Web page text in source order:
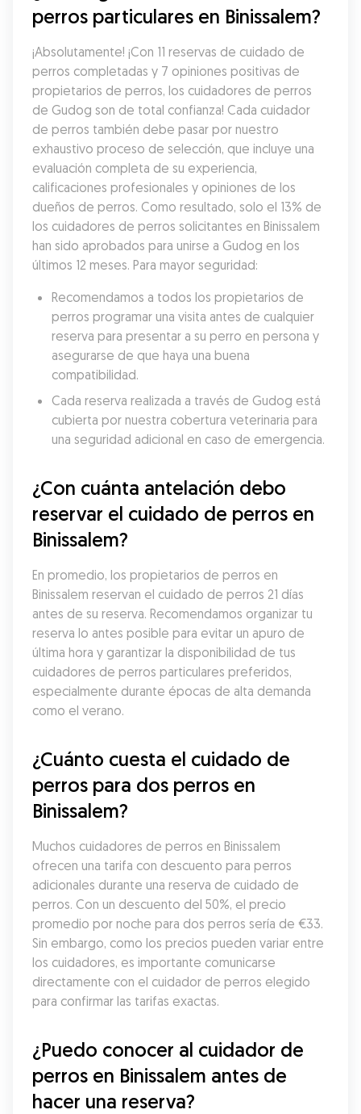
perros particulares en Binissalem?
¡Absolutamente! ¡Con 11 reservas de cuidado de
perros completadas y 7 opiniones positivas de
propietarios de perros, los cuidadores de perros
de Gudog son de total confianza! Cada cuidador
de perros también debe pasar por nuestro
exhaustivo proceso de selección, que incluye una
evaluación completa de su experiencia,
calificaciones profesionales y opiniones de los
dueños de perros. Como resultado, solo el 13% de
los cuidadores de perros solicitantes en Binissalem
han sido aprobados para unirse a Gudog en los
últimos 12 meses. Para mayor seguridad:
Recomendamos a todos los propietarios de
perros programar una visita antes de cualquier
reserva para presentar a su perro en persona y
asegurarse de que haya una buena
compatibilidad.
Cada reserva realizada a través de Gudog está
cubierta por nuestra cobertura veterinaria para
una seguridad adicional en caso de emergencia.
¿Con cuánta antelación debo
reservar el cuidado de perros en
Binissalem?
En promedio, los propietarios de perros en
Binissalem reservan el cuidado de perros 21 días
antes de su reserva. Recomendamos organizar tu
reserva lo antes posible para evitar un apuro de
última hora y garantizar la disponibilidad de tus
cuidadores de perros particulares preferidos,
especialmente durante épocas de alta demanda
como el verano.
¿Cuánto cuesta el cuidado de
perros para dos perros en
Binissalem?
Muchos cuidadores de perros en Binissalem
ofrecen una tarifa con descuento para perros
adicionales durante una reserva de cuidado de
perros. Con un descuento del 50%, el precio
promedio por noche para dos perros sería de €33.
Sin embargo, como los precios pueden variar entre
los cuidadores, es importante comunicarse
directamente con el cuidador de perros elegido
para confirmar las tarifas exactas.
¿Puedo conocer al cuidador de
perros en Binissalem antes de
hacer una reserva?